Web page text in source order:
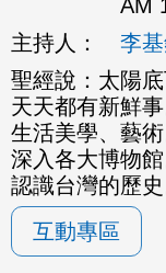
AM
主持人：
李
聖經說：太陽
天天都有新鮮
生活美學、藝
深入各大博物
認識台灣的歷
互動專區